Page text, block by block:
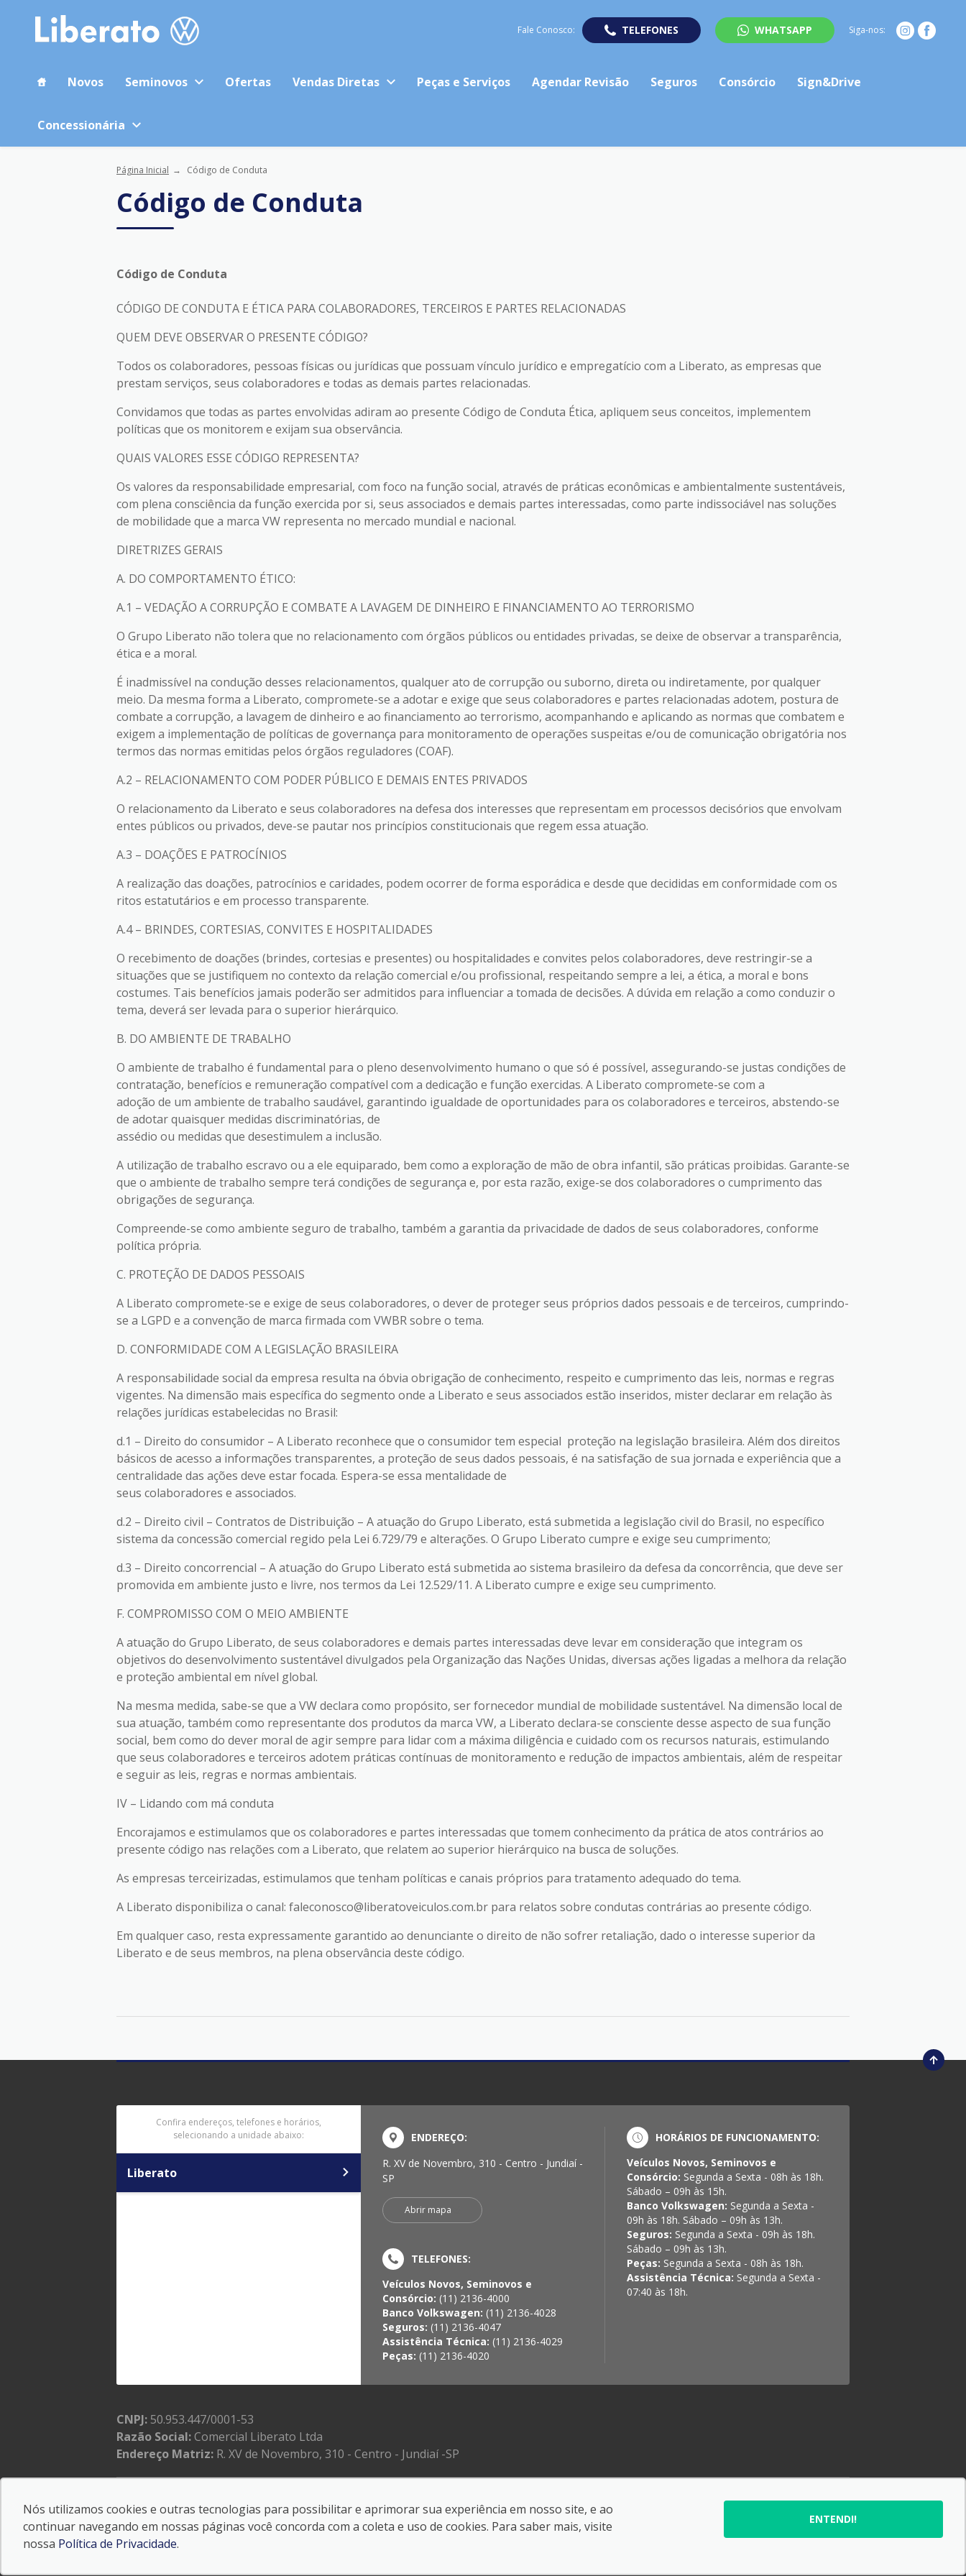
Fale Conosco: TELEFONES WHATSAPP Siga-nos:
Novos Seminovos Ofertas Vendas Diretas Peças e Serviços Agendar Revisão Seguros Consórcio Sign&Drive
Concessionária
Página Inicial Código de Conduta
Código de Conduta
Código de Conduta
CÓDIGO DE CONDUTA E ÉTICA PARA COLABORADORES, TERCEIROS E PARTES RELACIONADAS
QUEM DEVE OBSERVAR O PRESENTE CÓDIGO?
Todos os colaboradores, pessoas físicas ou jurídicas que possuam vínculo jurídico e empregatício com a Liberato, as empresas que
prestam serviços, seus colaboradores e todas as demais partes relacionadas.
Convidamos que todas as partes envolvidas adiram ao presente Código de Conduta Ética, apliquem seus conceitos, implementem
políticas que os monitorem e exijam sua observância.
QUAIS VALORES ESSE CÓDIGO REPRESENTA?
Os valores da responsabilidade empresarial, com foco na função social, através de práticas econômicas e ambientalmente sustentáveis,
com plena consciência da função exercida por si, seus associados e demais partes interessadas, como parte indissociável nas soluções
de mobilidade que a marca VW representa no mercado mundial e nacional.
DIRETRIZES GERAIS
A. DO COMPORTAMENTO ÉTICO:
A.1 – VEDAÇÃO A CORRUPÇÃO E COMBATE A LAVAGEM DE DINHEIRO E FINANCIAMENTO AO TERRORISMO
O Grupo Liberato não tolera que no relacionamento com órgãos públicos ou entidades privadas, se deixe de observar a transparência,
ética e a moral.
É inadmissível na condução desses relacionamentos, qualquer ato de corrupção ou suborno, direta ou indiretamente, por qualquer
meio. Da mesma forma a Liberato, compromete-se a adotar e exige que seus colaboradores e partes relacionadas adotem, postura de
combate a corrupção, a lavagem de dinheiro e ao financiamento ao terrorismo, acompanhando e aplicando as normas que combatem e
exigem a implementação de políticas de governança para monitoramento de operações suspeitas e/ou de comunicação obrigatória nos
termos das normas emitidas pelos órgãos reguladores (COAF).
A.2 – RELACIONAMENTO COM PODER PÚBLICO E DEMAIS ENTES PRIVADOS
O relacionamento da Liberato e seus colaboradores na defesa dos interesses que representam em processos decisórios que envolvam
entes públicos ou privados, deve-se pautar nos princípios constitucionais que regem essa atuação.
A.3 – DOAÇÕES E PATROCÍNIOS
A realização das doações, patrocínios e caridades, podem ocorrer de forma esporádica e desde que decididas em conformidade com os
ritos estatutários e em processo transparente.
A.4 – BRINDES, CORTESIAS, CONVITES E HOSPITALIDADES
O recebimento de doações (brindes, cortesias e presentes) ou hospitalidades e convites pelos colaboradores, deve restringir-se a
situações que se justifiquem no contexto da relação comercial e/ou profissional, respeitando sempre a lei, a ética, a moral e bons
costumes. Tais benefícios jamais poderão ser admitidos para influenciar a tomada de decisões. A dúvida em relação a como conduzir o
tema, deverá ser levada para o superior hierárquico.
B. DO AMBIENTE DE TRABALHO
O ambiente de trabalho é fundamental para o pleno desenvolvimento humano o que só é possível, assegurando-se justas condições de
contratação, benefícios e remuneração compatível com a dedicação e função exercidas. A Liberato compromete-se com a
adoção de um ambiente de trabalho saudável, garantindo igualdade de oportunidades para os colaboradores e terceiros, abstendo-se
de adotar quaisquer medidas discriminatórias, de
assédio ou medidas que desestimulem a inclusão.
A utilização de trabalho escravo ou a ele equiparado, bem como a exploração de mão de obra infantil, são práticas proibidas. Garante-se
que o ambiente de trabalho sempre terá condições de segurança e, por esta razão, exige-se dos colaboradores o cumprimento das
obrigações de segurança.
Compreende-se como ambiente seguro de trabalho, também a garantia da privacidade de dados de seus colaboradores, conforme
política própria.
C. PROTEÇÃO DE DADOS PESSOAIS
A Liberato compromete-se e exige de seus colaboradores, o dever de proteger seus próprios dados pessoais e de terceiros, cumprindo-
se a LGPD e a convenção de marca firmada com VWBR sobre o tema.
D. CONFORMIDADE COM A LEGISLAÇÃO BRASILEIRA
A responsabilidade social da empresa resulta na óbvia obrigação de conhecimento, respeito e cumprimento das leis, normas e regras
vigentes. Na dimensão mais específica do segmento onde a Liberato e seus associados estão inseridos, mister declarar em relação às
relações jurídicas estabelecidas no Brasil:
d.1 – Direito do consumidor – A Liberato reconhece que o consumidor tem especial proteção na legislação brasileira. Além dos direitos
básicos de acesso a informações transparentes, a proteção de seus dados pessoais, é na satisfação de sua jornada e experiência que a
centralidade das ações deve estar focada. Espera-se essa mentalidade de
seus colaboradores e associados.
d.2 – Direito civil – Contratos de Distribuição – A atuação do Grupo Liberato, está submetida a legislação civil do Brasil, no específico
sistema da concessão comercial regido pela Lei 6.729/79 e alterações. O Grupo Liberato cumpre e exige seu cumprimento;
d.3 – Direito concorrencial – A atuação do Grupo Liberato está submetida ao sistema brasileiro da defesa da concorrência, que deve ser
promovida em ambiente justo e livre, nos termos da Lei 12.529/11. A Liberato cumpre e exige seu cumprimento.
F. COMPROMISSO COM O MEIO AMBIENTE
A atuação do Grupo Liberato, de seus colaboradores e demais partes interessadas deve levar em consideração que integram os
objetivos do desenvolvimento sustentável divulgados pela Organização das Nações Unidas, diversas ações ligadas a melhora da relação
e proteção ambiental em nível global.
Na mesma medida, sabe-se que a VW declara como propósito, ser fornecedor mundial de mobilidade sustentável. Na dimensão local de
sua atuação, também como representante dos produtos da marca VW, a Liberato declara-se consciente desse aspecto de sua função
social, bem como do dever moral de agir sempre para lidar com a máxima diligência e cuidado com os recursos naturais, estimulando
que seus colaboradores e terceiros adotem práticas contínuas de monitoramento e redução de impactos ambientais, além de respeitar
e seguir as leis, regras e normas ambientais.
IV – Lidando com má conduta
Encorajamos e estimulamos que os colaboradores e partes interessadas que tomem conhecimento da prática de atos contrários ao
presente código nas relações com a Liberato, que relatem ao superior hierárquico na busca de soluções.
As empresas terceirizadas, estimulamos que tenham políticas e canais próprios para tratamento adequado do tema.
A Liberato disponibiliza o canal: faleconosco@liberatoveiculos.com.br para relatos sobre condutas contrárias ao presente código.
Em qualquer caso, resta expressamente garantido ao denunciante o direito de não sofrer retaliação, dado o interesse superior da
Liberato e de seus membros, na plena observância deste código.
Confira endereços, telefones e horários,
selecionando a unidade abaixo:
Liberato
ENDEREÇO:
R. XV de Novembro, 310 - Centro - Jundiaí -
SP
Abrir mapa
TELEFONES:
Veículos Novos, Seminovos e
Consórcio: (11) 2136-4000
Banco Volkswagen: (11) 2136-4028
Seguros: (11) 2136-4047
Assistência Técnica: (11) 2136-4029
Peças: (11) 2136-4020
HORÁRIOS DE FUNCIONAMENTO:
Veículos Novos, Seminovos e
Consórcio: Segunda a Sexta - 08h às 18h.
Sábado – 09h às 15h.
Banco Volkswagen: Segunda a Sexta -
09h às 18h. Sábado – 09h às 13h.
Seguros: Segunda a Sexta - 09h às 18h.
Sábado – 09h às 13h.
Peças: Segunda a Sexta - 08h às 18h.
Assistência Técnica: Segunda a Sexta -
07:40 às 18h.
CNPJ: 50.953.447/0001-53
Razão Social: Comercial Liberato Ltda
Endereço Matriz: R. XV de Novembro, 310 - Centro - Jundiaí -SP
© Copyright 2026-AutoForce - Todos os direitos reservados.
Confira a nossaPolítica de privacidade.
Nós utilizamos cookies e outras tecnologias para possibilitar e aprimorar sua experiência em nosso site, e ao
continuar navegando em nossas páginas você concorda com a coleta e uso de cookies. Para saber mais, visite
nossa Política de Privacidade.
ENTENDI!